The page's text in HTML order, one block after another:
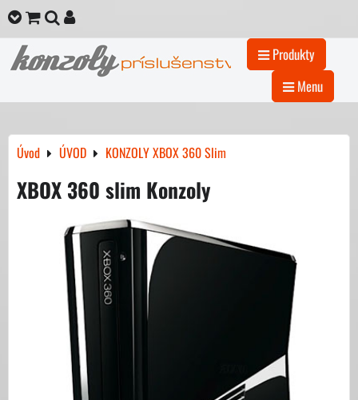
Produkty
Menu
Úvod ÚVOD KONZOLY XBOX 360 Slim
XBOX 360 slim Konzoly